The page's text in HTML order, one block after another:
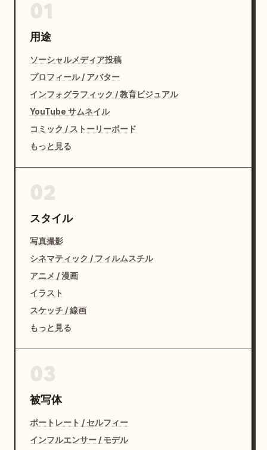
用途
ソーシャルメディア投稿
プロフィール / アバター
インフォグラフィック / 教育ビジュアル
YouTube サムネイル
コミック / ストーリーボード
もっと見る
スタイル
写真撮影
シネマティック / フィルムスチル
アニメ / 漫画
イラスト
スケッチ / 線画
もっと見る
被写体
ポートレート / セルフィー
インフルエンサー / モデル